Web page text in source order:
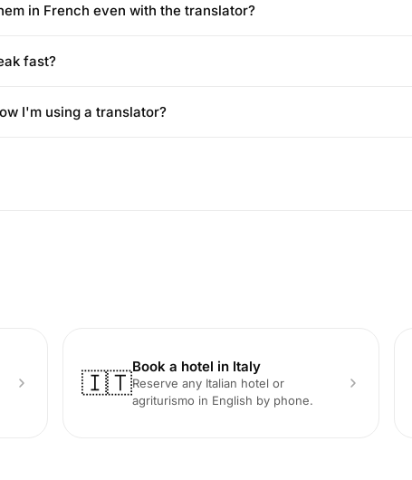
in French even with the translator?
fast?
I'm using a translator?
🇮🇹
Book a hotel in Italy
Reserve any Italian hotel or
agriturismo in English by phone.